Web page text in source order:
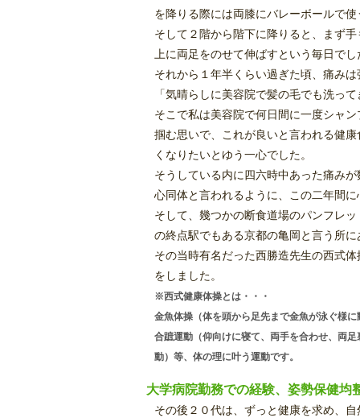
を降りる際には両膝にバレーボールで
そして２階から階下に降りると、まず
上に両足をのせて伸ばすという毎日でし
それから１年半くらい過ぎた頃、痛み
「気晴らしに美容院で髪の毛でも洗っ
そこで私は美容院で何日間に一度シャ
掴む思いで、これが良いと言われる健
くなりたいとゆう一心でした。
そうしている内に四六時中あった痛み
心同体と言われるように、この二年間
そして、幾つかの断食道場のパンフレ
の終点駅でもある京都の亀岡と言う所
その当時有名だった西勝造先生の西式
をしました。
※西式健康体操とは・・・
金魚体操（体を頭から足先まで金魚が泳ぐ様
合蹠運動（仰向けに寝て、両手を合わせ、両
動）等、体の理に叶う運動です。
大学病院勤務での経験、姿勢保健均
その後２０代は、ずっと健康を求め、